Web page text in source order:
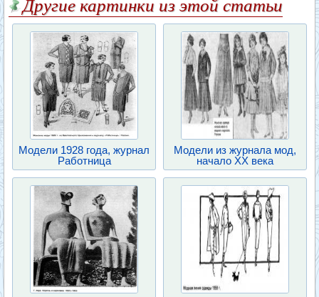
Другие картинки из этой статьи
Модели 1928 года, журнал
Работница
Модели из журнала мод,
начало XX века